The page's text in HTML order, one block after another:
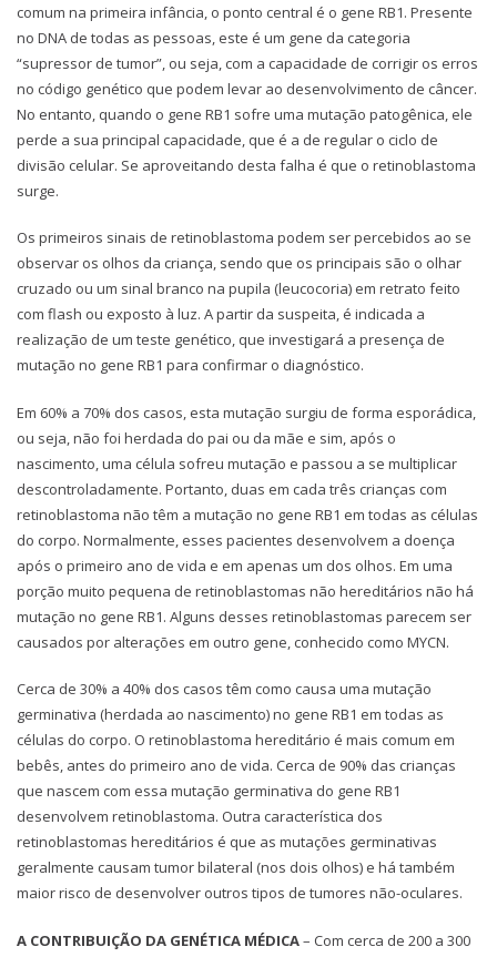
comum na primeira infância, o ponto central é o gene RB1. Presente
no DNA de todas as pessoas, este é um gene da categoria
“supressor de tumor”, ou seja, com a capacidade de corrigir os erros
no código genético que podem levar ao desenvolvimento de câncer.
No entanto, quando o gene RB1 sofre uma mutação patogênica, ele
perde a sua principal capacidade, que é a de regular o ciclo de
divisão celular. Se aproveitando desta falha é que o retinoblastoma
surge.
Os primeiros sinais de retinoblastoma podem ser percebidos ao se
observar os olhos da criança, sendo que os principais são o olhar
cruzado ou um sinal branco na pupila (leucocoria) em retrato feito
com flash ou exposto à luz. A partir da suspeita, é indicada a
realização de um teste genético, que investigará a presença de
mutação no gene RB1 para confirmar o diagnóstico.
Em 60% a 70% dos casos, esta mutação surgiu de forma esporádica,
ou seja, não foi herdada do pai ou da mãe e sim, após o
nascimento, uma célula sofreu mutação e passou a se multiplicar
descontroladamente. Portanto, duas em cada três crianças com
retinoblastoma não têm a mutação no gene RB1 em todas as células
do corpo. Normalmente, esses pacientes desenvolvem a doença
após o primeiro ano de vida e em apenas um dos olhos. Em uma
porção muito pequena de retinoblastomas não hereditários não há
mutação no gene RB1. Alguns desses retinoblastomas parecem ser
causados por alterações em outro gene, conhecido como MYCN.
Cerca de 30% a 40% dos casos têm como causa uma mutação
germinativa (herdada ao nascimento) no gene RB1 em todas as
células do corpo. O retinoblastoma hereditário é mais comum em
bebês, antes do primeiro ano de vida. Cerca de 90% das crianças
que nascem com essa mutação germinativa do gene RB1
desenvolvem retinoblastoma. Outra característica dos
retinoblastomas hereditários é que as mutações germinativas
geralmente causam tumor bilateral (nos dois olhos) e há também
maior risco de desenvolver outros tipos de tumores não-oculares.
A CONTRIBUIÇÃO DA GENÉTICA MÉDICA– Com cerca de 200 a 300